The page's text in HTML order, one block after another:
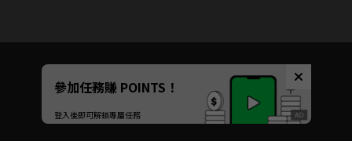
Unmute
參加任務賺 POINTS！
登入後即可解鎖專屬任務